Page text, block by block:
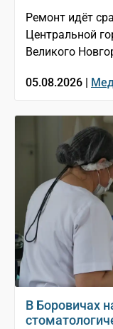
Ремонт идёт
Центральной
Великого
05.08.2026 |
В Боровичах